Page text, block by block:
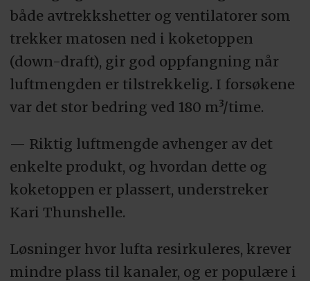
både avtrekkshetter og ventilatorer som
trekker matosen ned i koketoppen
(down-draft), gir god oppfangning når
luftmengden er tilstrekkelig. I forsøkene
var det stor bedring ved 180 m³/time.
— Riktig luftmengde avhenger av det
enkelte produkt, og hvordan dette og
koketoppen er plassert, understreker
Kari Thunshelle.
Løsninger hvor lufta resirkuleres, krever
mindre plass til kanaler, og er populære i